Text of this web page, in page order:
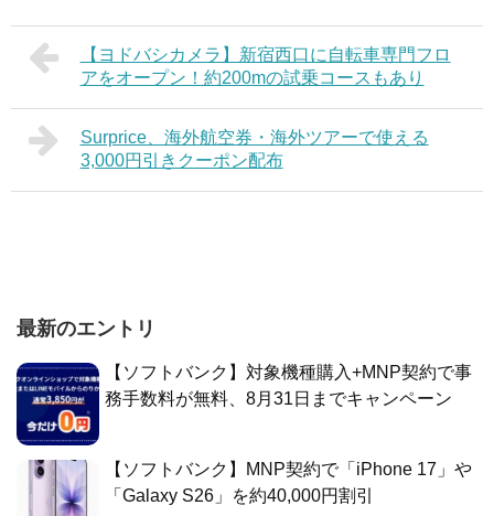
【ヨドバシカメラ】新宿西口に自転車専門フロ
アをオープン！約200mの試乗コースもあり
Surprice、海外航空券・海外ツアーで使える
3,000円引きクーポン配布
最新のエントリ
【ソフトバンク】対象機種購入+MNP契約で事
務手数料が無料、8月31日までキャンペーン
【ソフトバンク】MNP契約で「iPhone 17」や
「Galaxy S26」を約40,000円割引